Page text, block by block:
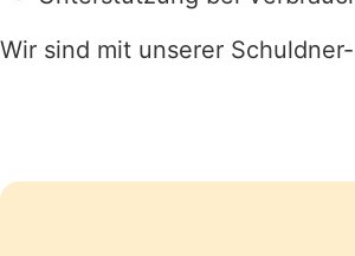
Wir sind mit unserer